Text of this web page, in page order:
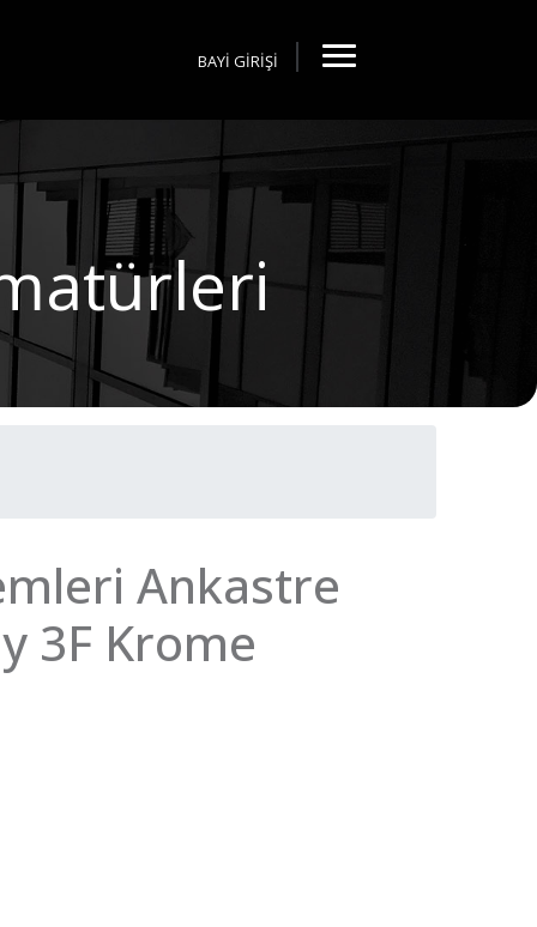
BAYİ GİRİŞİ
Ankastre
3F Krome